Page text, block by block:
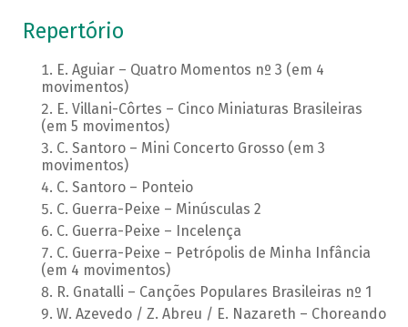
Repertório
E. Aguiar – Quatro Momentos nº 3 (em 4
movimentos)
E. Villani-Côrtes – Cinco Miniaturas Brasileiras
(em 5 movimentos)
C. Santoro – Mini Concerto Grosso (em 3
movimentos)
C. Santoro – Ponteio
C. Guerra-Peixe – Minúsculas 2
C. Guerra-Peixe – Incelença
C. Guerra-Peixe – Petrópolis de Minha Infância
(em 4 movimentos)
R. Gnatalli – Canções Populares Brasileiras nº 1
W. Azevedo / Z. Abreu / E. Nazareth – Choreando